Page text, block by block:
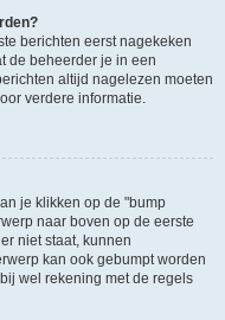
berichten eerst nagekeken
de beheerder je in een
altijd nagelezen moeten
verdere informatie.
je klikken op de "bump
naar boven op de eerste
niet staat, kunnen
kan ook gebumpt worden
wel rekening met de regels